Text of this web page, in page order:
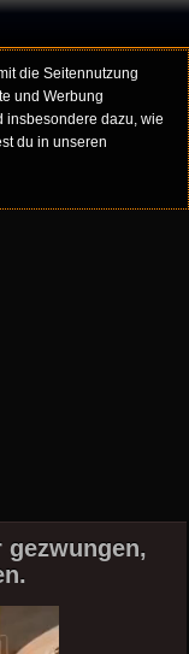
die Seitennutzung
und Werbung
insbesondere dazu, wie
du in unseren
gezwungen,